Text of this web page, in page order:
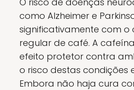
como Alzheimer e
significativamente com o
regular de café. A
efeito protetor contra
o risco destas condições
Embora não haja cura